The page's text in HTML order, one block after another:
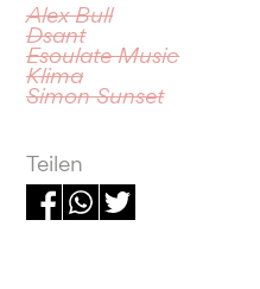
Alex Bull
Dsant
Esoulate Music
Klima
Simon Sunset
Teilen